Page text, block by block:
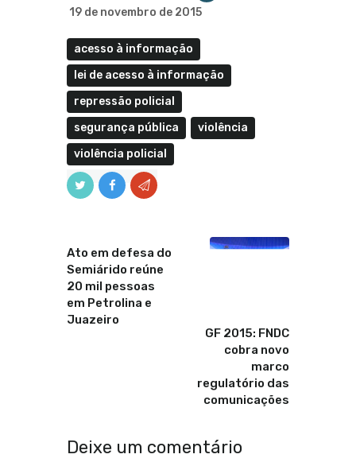
19 de novembro de 2015
acesso à informação
lei de acesso à informação
repressão policial
segurança pública
violência
violência policial
Ato em defesa do
Semiárido reúne
20 mil pessoas
em Petrolina e
Juazeiro
GF 2015: FNDC
cobra novo
marco
regulatório das
comunicações
Deixe um comentário